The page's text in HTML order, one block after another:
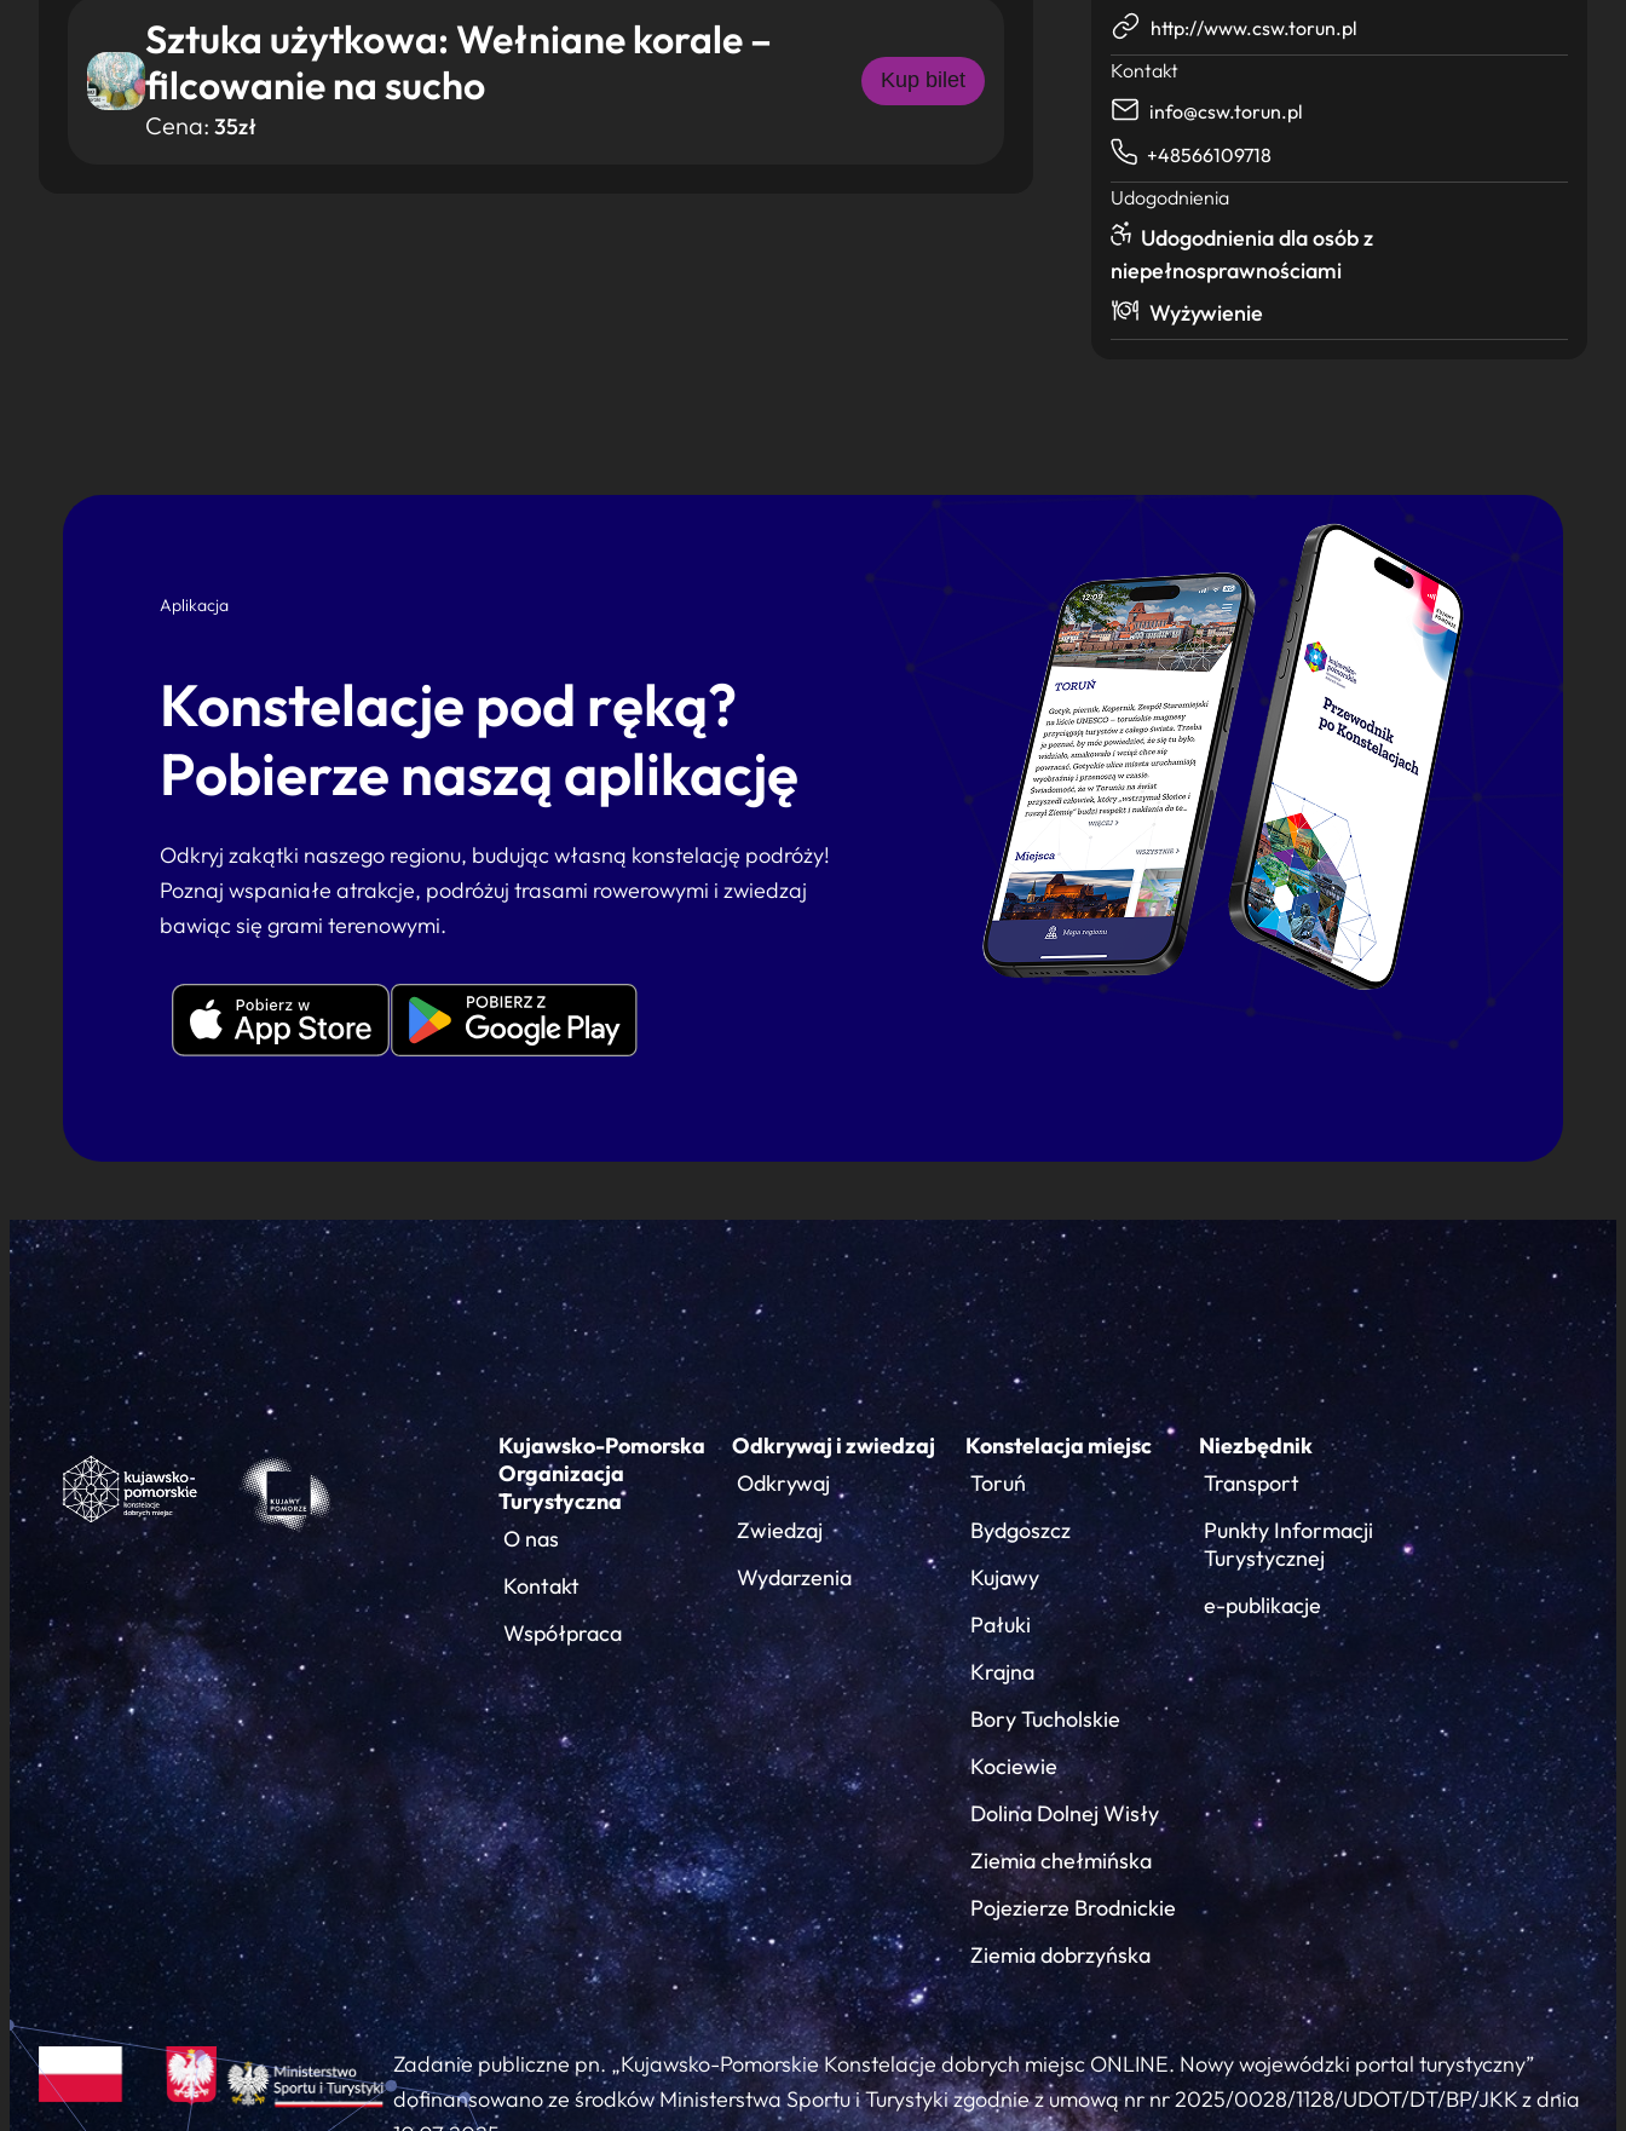
Sztuka użytkowa: Wełniane korale –
filcowanie na sucho
Cena: 35zł
Kup bilet
http://www.csw.torun.pl
Kontakt
info@csw.torun.pl
+48566109718
Udogodnienia
Udogodnienia dla osób z
niepełnosprawnościami
Wyżywienie
Aplikacja
Konstelacje pod ręką?
Pobierze naszą aplikację
Odkryj zakątki naszego regionu, budując własną konstelację podróży!
Poznaj wspaniałe atrakcje, podróżuj trasami rowerowymi i zwiedzaj
bawiąc się grami terenowymi.
Kujawsko-Pomorska
Organizacja
Turystyczna
O nas
Kontakt
Współpraca
Odkrywaj i zwiedzaj
Odkrywaj
Zwiedzaj
Wydarzenia
Konstelacja miejsc
Toruń
Bydgoszcz
Kujawy
Pałuki
Krajna
Bory Tucholskie
Kociewie
Dolina Dolnej Wisły
Ziemia chełmińska
Pojezierze Brodnickie
Ziemia dobrzyńska
Niezbędnik
Transport
Punkty Informacji
Turystycznej
e-publikacje
Zadanie publiczne pn. „Kujawsko-Pomorskie Konstelacje dobrych miejsc ONLINE. Nowy wojewódzki portal turystyczny”
dofinansowano ze środków Ministerstwa Sportu i Turystyki zgodnie z umową nr nr 2025/0028/1128/UDOT/DT/BP/JKK z dnia